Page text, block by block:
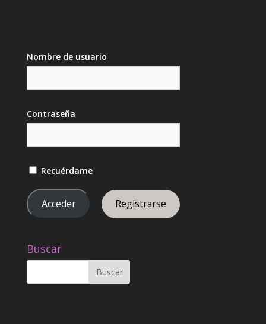
Nombre de usuario
Contraseña
Recuérdame
Registrarse
Buscar